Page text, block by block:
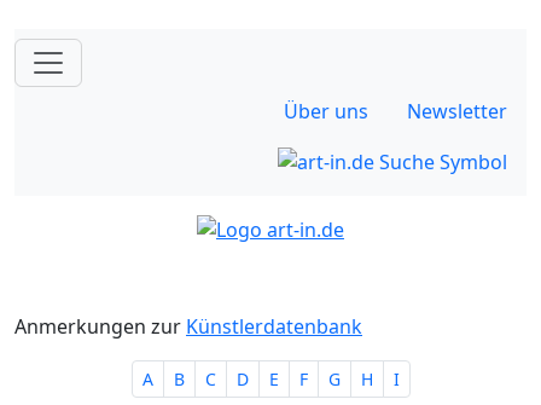
Über uns Newsletter
Anmerkungen zur Künstlerdatenbank
A B C D E F G H I